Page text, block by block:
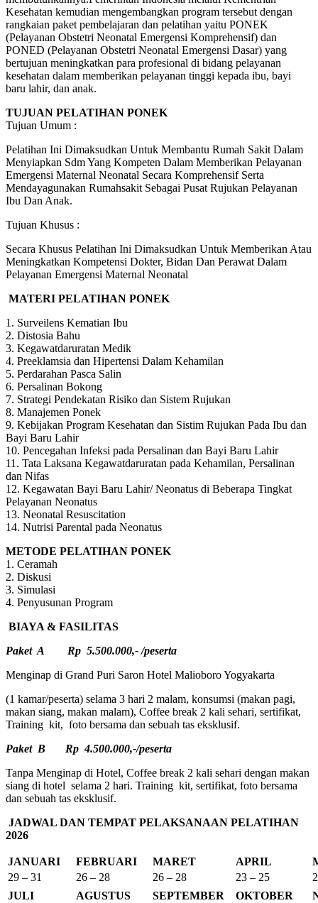
Kesehatan kemudian mengembangkan program tersebut dengan
rangkaian paket pembelajaran dan pelatihan yaitu PONEK
(Pelayanan Obstetri Neonatal Emergensi Komprehensif) dan
PONED (Pelayanan Obstetri Neonatal Emergensi Dasar) yang
bertujuan meningkatkan para profesional di bidang pelayanan
kesehatan dalam memberikan pelayanan tinggi kepada ibu, bayi
baru lahir, dan anak.
TUJUAN PELATIHAN PONEK
Tujuan Umum :
Pelatihan Ini Dimaksudkan Untuk Membantu Rumah Sakit Dalam
Menyiapkan Sdm Yang Kompeten Dalam Memberikan Pelayanan
Emergensi Maternal Neonatal Secara Komprehensif Serta
Mendayagunakan Rumahsakit Sebagai Pusat Rujukan Pelayanan
Ibu Dan Anak.
Tujuan Khusus :
Secara Khusus Pelatihan Ini Dimaksudkan Untuk Memberikan Atau
Meningkatkan Kompetensi Dokter, Bidan Dan Perawat Dalam
Pelayanan Emergensi Maternal Neonatal
MATERI PELATIHAN PONEK
1. Surveilens Kematian Ibu
2. Distosia Bahu
3. Kegawatdaruratan Medik
4. Preeklamsia dan Hipertensi Dalam Kehamilan
5. Perdarahan Pasca Salin
6. Persalinan Bokong
7. Strategi Pendekatan Risiko dan Sistem Rujukan
8. Manajemen Ponek
9. Kebijakan Program Kesehatan dan Sistim Rujukan Pada Ibu dan
Bayi Baru Lahir
10. Pencegahan Infeksi pada Persalinan dan Bayi Baru Lahir
11. Tata Laksana Kegawatdaruratan pada Kehamilan, Persalinan
dan Nifas
12. Kegawatan Bayi Baru Lahir/ Neonatus di Beberapa Tingkat
Pelayanan Neonatus
13. Neonatal Resuscitation
14. Nutrisi Parental pada Neonatus
METODE PELATIHAN PONEK
1. Ceramah
2. Diskusi
3. Simulasi
4. Penyusunan Program
BIAYA & FASILITAS
Paket A Rp 5.500.000,- /peserta
Menginap di Grand Puri Saron Hotel Malioboro Yogyakarta
(1 kamar/peserta) selama 3 hari 2 malam, konsumsi (makan pagi,
makan siang, makan malam), Coffee break 2 kali sehari, sertifikat,
Training kit, foto bersama dan sebuah tas eksklusif.
Paket B Rp 4.500.000,-/peserta
Tanpa Menginap di Hotel, Coffee break 2 kali sehari dengan makan
siang di hotel selama 2 hari. Training kit, sertifikat, foto bersama
dan sebuah tas eksklusif.
JADWAL DAN TEMPAT PELAKSANAAN PELATIHAN
2026
JANUARI FEBRUARI MARET APRIL
29 – 31
26 – 28 26 – 28 23 – 25
JULI
AGUSTUS SEPTEMBER OKTOBER